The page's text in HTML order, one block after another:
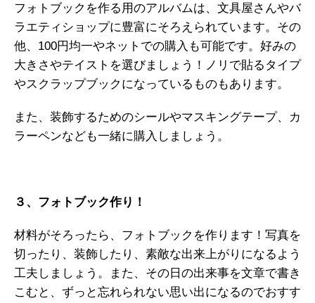
フォトブックを作る用のアルバムは、文具屋さんやバ
ラエティショップに豊富にそろえられています。その
他、100円均一やネットでの購入も可能です。好みの
大きさやテイストを選びましょう！ノリで貼るタイプ
やスクラップブックになっているものもあります。
また、装飾するためのシールやマスキングテープ、カ
ラーペンなども一緒に購入しましょう。
３、フォトブック作り！
材料がそろったら、フォトブックを作ります！写真を
切ったり、装飾したり、素敵な出来上がりになるよう
工夫しましょう。また、その日の出来事を文章で書き
こむと、ずっと忘れられない思い出になるのでおすす